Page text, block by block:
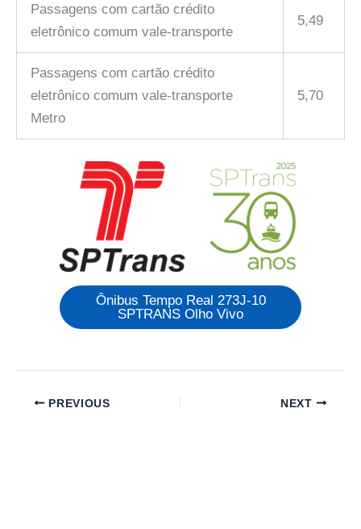
Passagens com cartão crédito
eletrônico comum vale-transporte
5,49
Passagens com cartão crédito
eletrônico comum vale-transporte
Metro
5,70
Ônibus Tempo Real 273J-10
SPTRANS Olho Vivo
PREVIOUS NEXT